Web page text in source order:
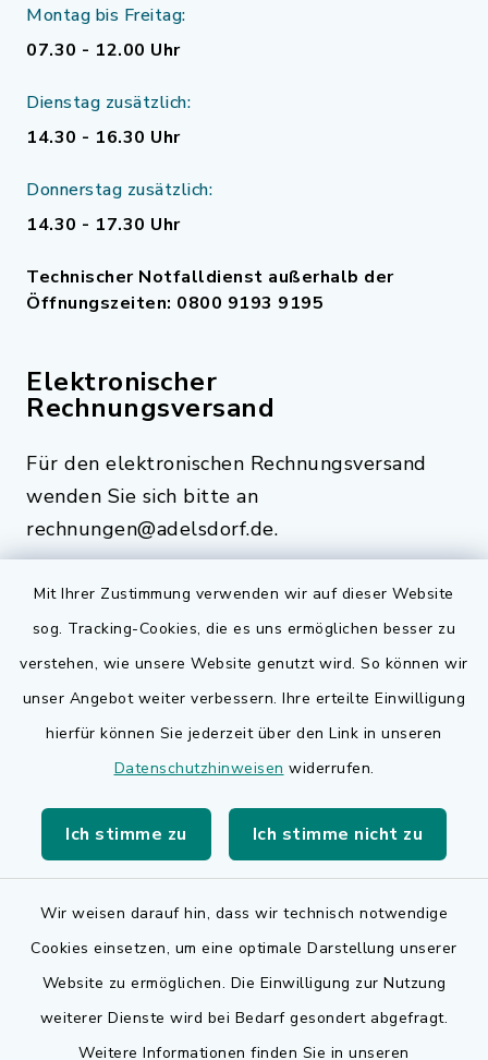
Mit Ihrer Zustimmung verwenden wir auf dieser Website
sog. Tracking-Cookies, die es uns ermöglichen besser zu
verstehen, wie unsere Website genutzt wird. So können wir
unser Angebot weiter verbessern. Ihre erteilte Einwilligung
hierfür können Sie jederzeit über den Link in unseren
Datenschutzhinweisen widerrufen.
Ich stimme zu Ich stimme nicht zu
Wir weisen darauf hin, dass wir technisch notwendige
Cookies einsetzen, um eine optimale Darstellung unserer
Website zu ermöglichen. Die Einwilligung zur Nutzung
weiterer Dienste wird bei Bedarf gesondert abgefragt.
Weitere Informationen finden Sie in unseren
Montag bis Freitag:
07.30 - 12.00 Uhr
Dienstag zusätzlich:
14.30 - 16.30 Uhr
Donnerstag zusätzlich:
14.30 - 17.30 Uhr
Technischer Notfalldienst außerhalb der
Öffnungszeiten: 0800 9193 9195
Elektronischer
Rechnungsversand
Für den elektronischen Rechnungsversand
wenden Sie sich bitte an
rechnungen@adelsdorf.de.
Quicklinks
Bauen in Adelsdorf
BayernPortal
Landkreis Erlangen-Höchstadt